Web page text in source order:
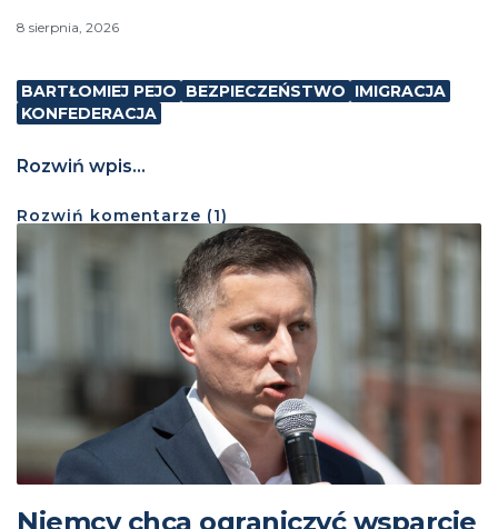
8 sierpnia, 2026
BARTŁOMIEJ PEJO BEZPIECZEŃSTWO IMIGRACJA
KONFEDERACJA
Rozwiń wpis...
Rozwiń komentarze (1)
Niemcy chcą ograniczyć wsparcie